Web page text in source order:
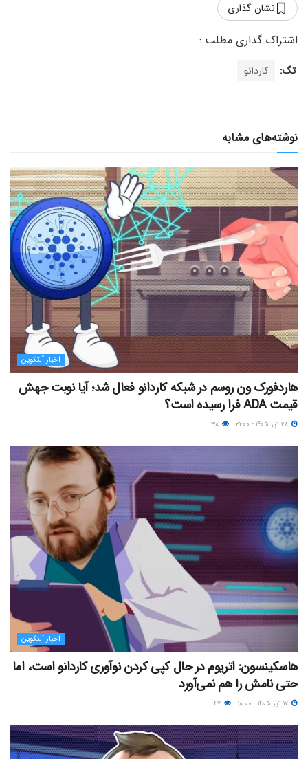
نشان گذاری
تگ: کاردانو
نوشته‌های مشابه
اخبار آلتکوین
هاردفورک ون روسم در شبکه کاردانو فعال شد؛ آیا نوبت جهش
قیمت ADA فرا رسیده است؟
اخبار آلتکوین
هاسکینسون: اتریوم در حال کپی کردن نوآوری کاردانو است، اما
حتی نامش را هم نمی‌آورد